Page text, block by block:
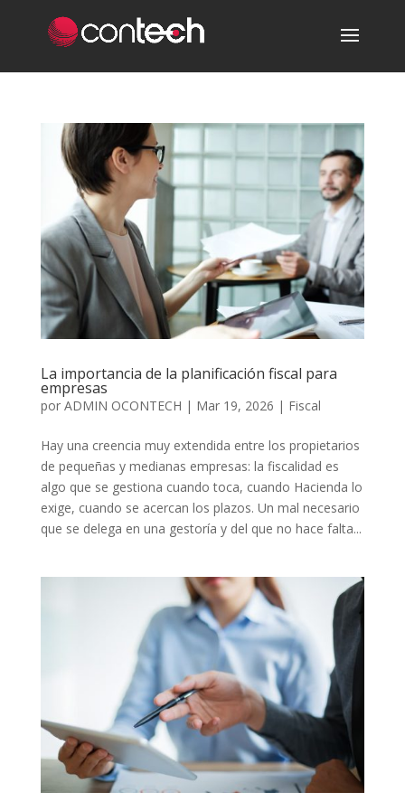
La importancia de la planificación fiscal para
empresas
por ADMIN OCONTECH | Mar 19, 2026 | Fiscal
Hay una creencia muy extendida entre los propietarios
de pequeñas y medianas empresas: la fiscalidad es
algo que se gestiona cuando toca, cuando Hacienda lo
exige, cuando se acercan los plazos. Un mal necesario
que se delega en una gestoría y del que no hace falta...